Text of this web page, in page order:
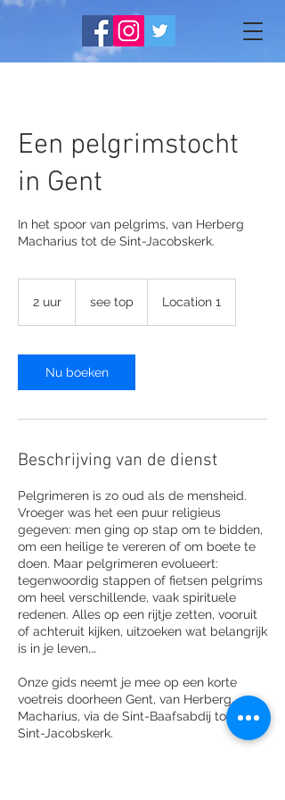
Een pelgrimstocht
in Gent
In het spoor van pelgrims, van Herberg
Macharius tot de Sint-Jacobskerk.
2 uur
r
see top Location 1
Nu boeken
Beschrijving van de dienst
Pelgrimeren is zo oud als de mensheid.
Vroeger was het een puur religieus
gegeven: men ging op stap om te bidden,
om een heilige te vereren of om boete te
doen. Maar pelgrimeren evolueert:
tegenwoordig stappen of fietsen pelgrims
om heel verschillende, vaak spirituele
redenen. Alles op een rijtje zetten, vooruit
of achteruit kijken, uitzoeken wat belangrijk
is in je leven,…
Onze gids neemt je mee op een korte
voetreis doorheen Gent, van Herberg
Macharius, via de Sint-Baafsabdij tot de
Sint-Jacobskerk.